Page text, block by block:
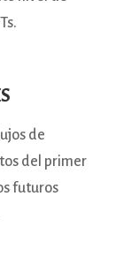
de
del primer
futuros